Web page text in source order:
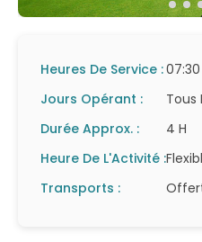
Heures De Service :
Jours Opérant :
Tous
Durée Approx. :
4 H
Heure De L'Activité :
Transports :